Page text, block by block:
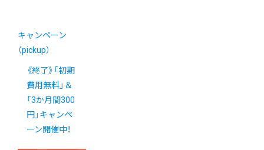
キャンペーン
（pickup）
《終了》「初期
費用無料」＆
「3か月間300
円」キャンペ
ーン開催中！